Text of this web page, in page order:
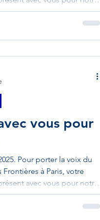
Très heureux d’avoir
pour l’inauguration de la
Rothenflug, ainsi qu’à
vous pour
Pour porter la voix du
à Paris, votre
avec vous pour notre
C'est avec beaucoup
de la salle